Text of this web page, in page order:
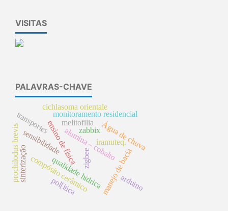
VISITAS
PALAVRAS-CHAVE
ensino de física
qualidade hídricamanejo de bacia
compósito cerâmico
alumina – cobalto
sinterização
monitoramento residencial
zigbee
zabbix
pol[itica
Água de chuva
cichlasoma orientale
prochilodus brevissensibilidade
transportes
iramuteq.
melitofilia
arduino